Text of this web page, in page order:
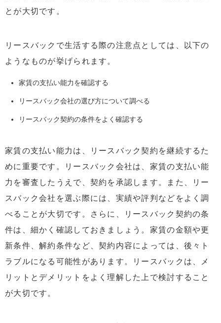
とが大切です。
リースバックで生活する際の注意点としては、以下の
ようなものが挙げられます。
家賃の支払い能力を確認する
リースバック会社の選び方について調べる
リースバック契約の条件をよく確認する
家賃の支払い能力は、リースバック契約を継続するた
めに重要です。リースバック会社は、家賃の支払い能
力を審査したうえで、契約を承認します。また、リー
スバック会社を選ぶ際には、実績や評判などをよく調
べることが大切です。さらに、リースバック契約の条
件は、細かく確認しておきましょう。家賃の金額や更
新条件、解約条件など、契約内容によっては、後々ト
ラブルになる可能性があります。リースバックは、メ
リットとデメリットをよく理解した上で検討すること
が大切です。